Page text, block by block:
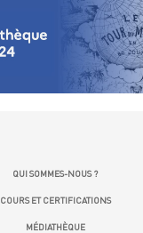
QUI SOMMES-NOUS ?
COURS ET CERTIFICATIONS
MÉDIATHÈQUE